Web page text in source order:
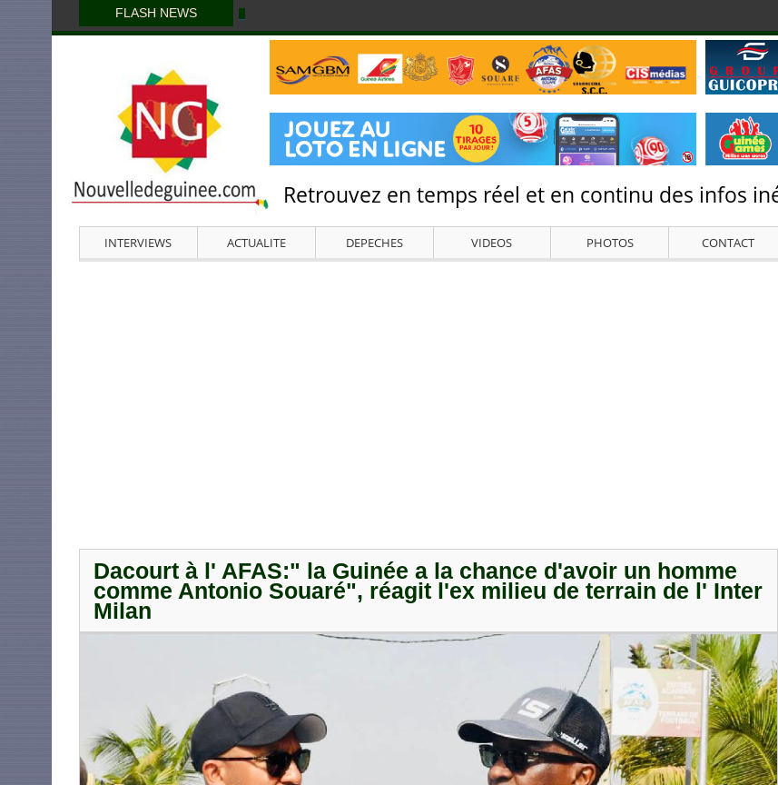
FLASH NEWS
Retrouvez en temps réel et en continu des infos
INTERVIEWS ACTUALITE DEPECHES VIDEOS PHOTOS CONTACT
Dacourt à l' AFAS:" la Guinée a la chance d'avoir un homme
comme Antonio Souaré", réagit l'ex milieu de terrain de l' Inter
Milan